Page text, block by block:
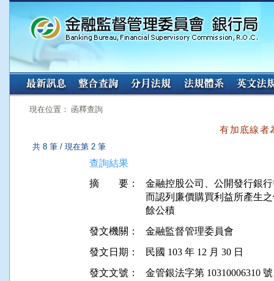
:::
現在位置： 函釋查詢
有加底線者
共 8 筆 / 現在第 2 筆
查詢結果
摘 要：
金融控股公司、公開發行銀
而認列廉價購買利益所產生
發文機關：
金融監督管理委員會
發文日期：
民國 103 年 12 月 30 日
發文文號：
金管銀法字第 10310006310